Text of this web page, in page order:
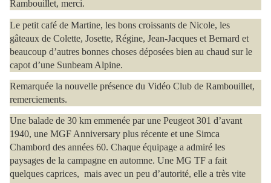
Rambouillet, merci.
Le petit café de Martine, les bons croissants de Nicole, les
gâteaux de Colette, Josette, Régine, Jean-Jacques et Bernard et
beaucoup d’autres bonnes choses déposées bien au chaud sur le
capot d’une Sunbeam Alpine.
Remarquée la nouvelle présence du Vidéo Club de Rambouillet,
remerciements.
Une balade de 30 km emmenée par une Peugeot 301 d’avant
1940, une MGF Anniversary plus récente et une Simca
Chambord des années 60. Chaque équipage a admiré les
paysages de la campagne en automne. Une MG TF a fait
quelques caprices, mais avec un peu d’autorité, elle a très vite